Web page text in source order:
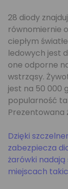
28 diody
równomiernie
ciepłym
ledowych jest
one odporne
wstrząsy.
jest na 50 000
popularność
Prezentowana
Dzięki
zabezpiecza
żarówki
miejscach